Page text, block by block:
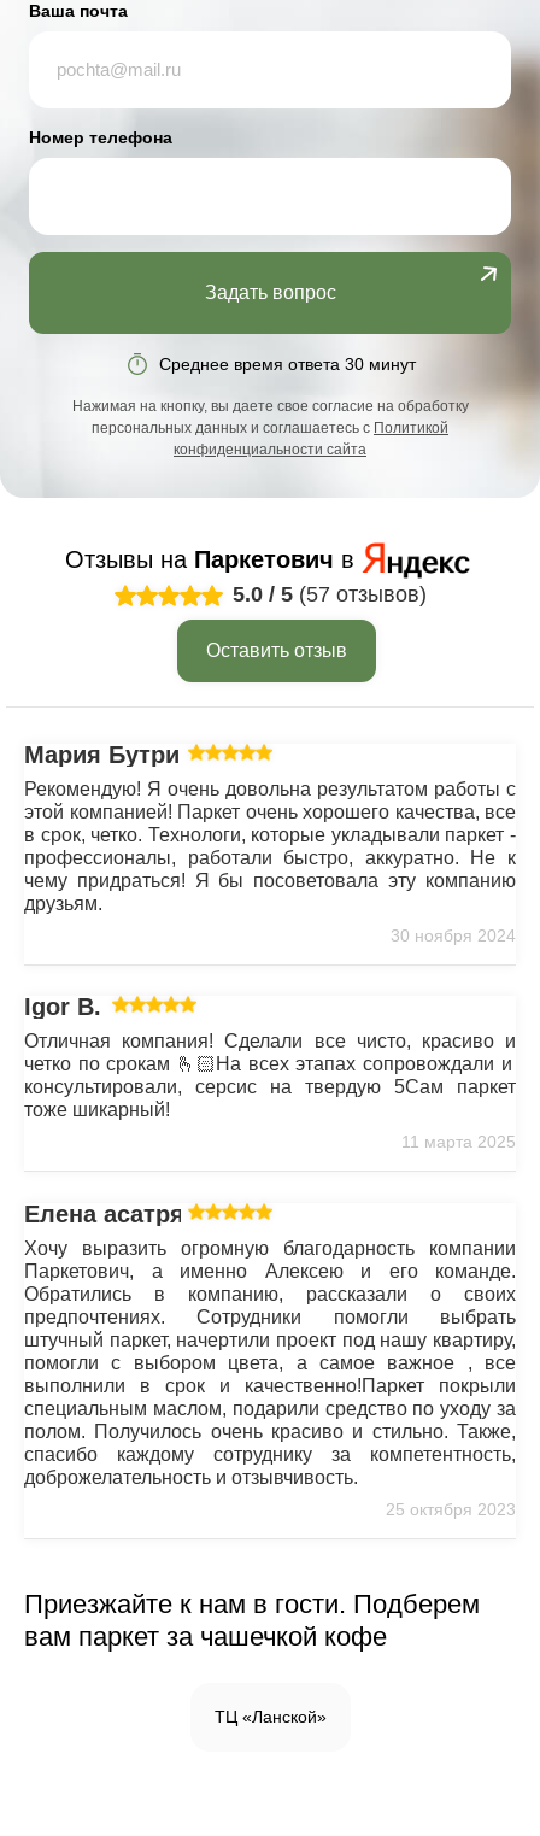
Ваша почта
Номер телефона
Задать вопрос
Среднее время ответа 30 минут
Нажимая на кнопку, вы даете свое согласие на обработку
персональных данных и соглашаетесь с Политикой
конфиденциальности сайта
Отзывы на Паркетович в
5.0 / 5 (57 отзывов)
Оставить отзыв
Мария Бутрим
Рекомендую! Я очень довольна результатом работы с
этой компанией! Паркет очень хорошего качества, все
в срок, четко. Технологи, которые укладывали паркет -
профессионалы, работали быстро, аккуратно. Не к
чему придраться! Я бы посоветовала эту компанию
друзьям.
30 ноября 2024
Igor B.
Отличная компания! Сделали все чисто, красиво и
четко по срокам 🫰🏻На всех этапах сопровождали и
консультировали, серсис на твердую 5Сам паркет
тоже шикарный!
11 марта 2025
Елена асатрян
Хочу выразить огромную благодарность компании
Паркетович, а именно Алексею и его команде.
Обратились в компанию, рассказали о своих
предпочтениях. Сотрудники помогли выбрать
штучный паркет, начертили проект под нашу квартиру,
помогли с выбором цвета, а самое важное , все
выполнили в срок и качественно!Паркет покрыли
специальным маслом, подарили средство по уходу за
полом. Получилось очень красиво и стильно. Также,
спасибо каждому сотруднику за компетентность,
доброжелательность и отзывчивость.
25 октября 2023
Приезжайте к нам в гости. Подберем
вам паркет за чашечкой кофе
ТЦ «Ланской»